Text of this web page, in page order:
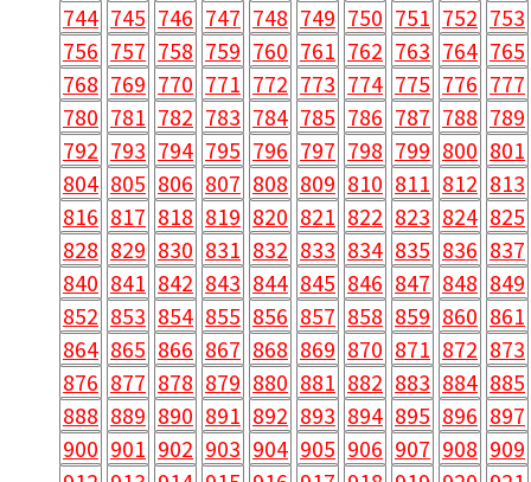
744 745 746 747 748 749 750 751 752 753
756 757 758 759 760 761 762 763 764 765
768 769 770 771 772 773 774 775 776 777
780 781 782 783 784 785 786 787 788 789
792 793 794 795 796 797 798 799 800 801
804 805 806 807 808 809 810 811 812 813
816 817 818 819 820 821 822 823 824 825
828 829 830 831 832 833 834 835 836 837
840 841 842 843 844 845 846 847 848 849
852 853 854 855 856 857 858 859 860 861
864 865 866 867 868 869 870 871 872 873
876 877 878 879 880 881 882 883 884 885
888 889 890 891 892 893 894 895 896 897
900 901 902 903 904 905 906 907 908 909